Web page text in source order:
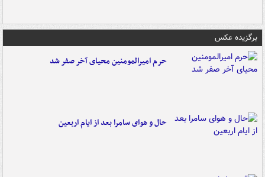
برگزیده عکس
حرم امیرالمومنین محیای آخر صفر شد
حال و هوای سامرا بعد از ایام اربعین